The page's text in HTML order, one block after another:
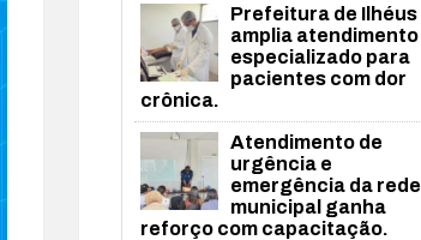
Prefeitura de Ilhéus
amplia atendimento
especializado para
pacientes com dor
crônica.
Atendimento de
urgência e
emergência da rede
municipal ganha
reforço com capacitação.